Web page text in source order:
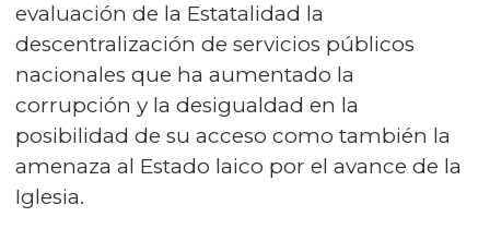
evaluación de la Estatalidad la
descentralización de servicios públicos
nacionales que ha aumentado la
corrupción y la desigualdad en la
posibilidad de su acceso como también la
amenaza al Estado laico por el avance de la
Iglesia.